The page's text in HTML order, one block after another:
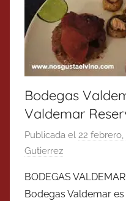
Bodegas
Valdemar
Publicada el 22 febrero,
Gutierrez
BODEGAS
Bodegas Valdemar